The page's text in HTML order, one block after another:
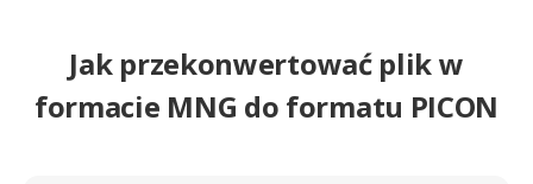
Jak przekonwertować plik w
formacie MNG do formatu PICON